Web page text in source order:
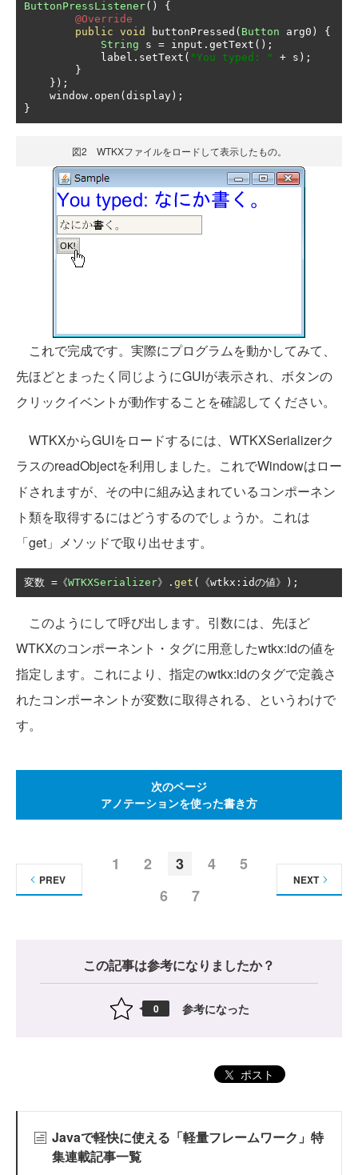
ButtonPressListener()
{
@Override
public void buttonPressed ( Button arg0 )
{
String s = input . getText ();
            label
. setText ( "You typed: " + s );
}
});
    window
. open ( display );
}
図2 WTKXファイルをロードして表示したもの。
これで完成です。実際にプログラムを動かしてみて、
先ほどとまったく同じようにGUIが表示され、ボタンの
クリックイベントが動作することを確認してください。
WTKXからGUIをロードするには、WTKXSerializerク
ラスのreadObjectを利用しました。これでWindowはロー
ドされますが、その中に組み込まれているコンポーネン
ト類を取得するにはどうするのでしょうか。これは
「get」メソッドで取り出せます。
変数 =《WTKXSerializer》. get (《wtkx : idの値》);
このようにして呼び出します。引数には、先ほど
WTKXのコンポーネント・タグに用意したwtkx:idの値を
指定します。これにより、指定のwtkx:idのタグで定義さ
れたコンポーネントが変数に取得される、というわけで
す。
次のページ
アノテーションを使った書き方
1 2 3 4
5
6
7
PREV NEXT
この記事は参考になりましたか？
0 参考になった
ポスト
Javaで軽快に使える「軽量フレームワーク」特
集連載記事一覧